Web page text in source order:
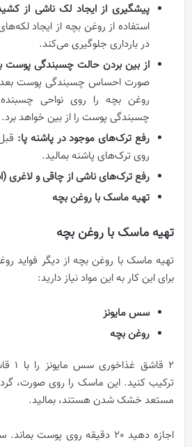
پیشگیری از ایجاد لک ناشی از
استفاده از روغن بچه از ایجاد
در بارداری جلوگیری می‌کند.
از بین بردن حالت چسبندگی پوست
صورت احساس چسبندگی پوست بعد
روغن بچه را روی نواحی
چسبندگی پوست را از بین خواهد برد.
رفع ترک‌های موجود در پاشنه پا:
روی ترک‌های پاشنه بمالید.
رفع ترک‌های ناشی از چاقی و لاغری
تهیه ماسک با روغن بچه
تهیه ماسک با روغن بچه
تهیه ماسک با روغن بچه از دیگر فواید
برای این کار به این مواد نیاز دارید:
سس مایونز
روغن بچه
2
ترکیب کنید. این ماسک را روی صورت،
مستعد خشک شدن هستند، بمالید.
اجازه دهید 20 دقیقه روی